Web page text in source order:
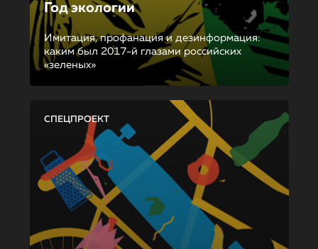
Год экологии
Имитация, профанация и дезинформация:
каким был 2017-й глазами российских
«зеленых»
СПЕЦПРОЕКТ